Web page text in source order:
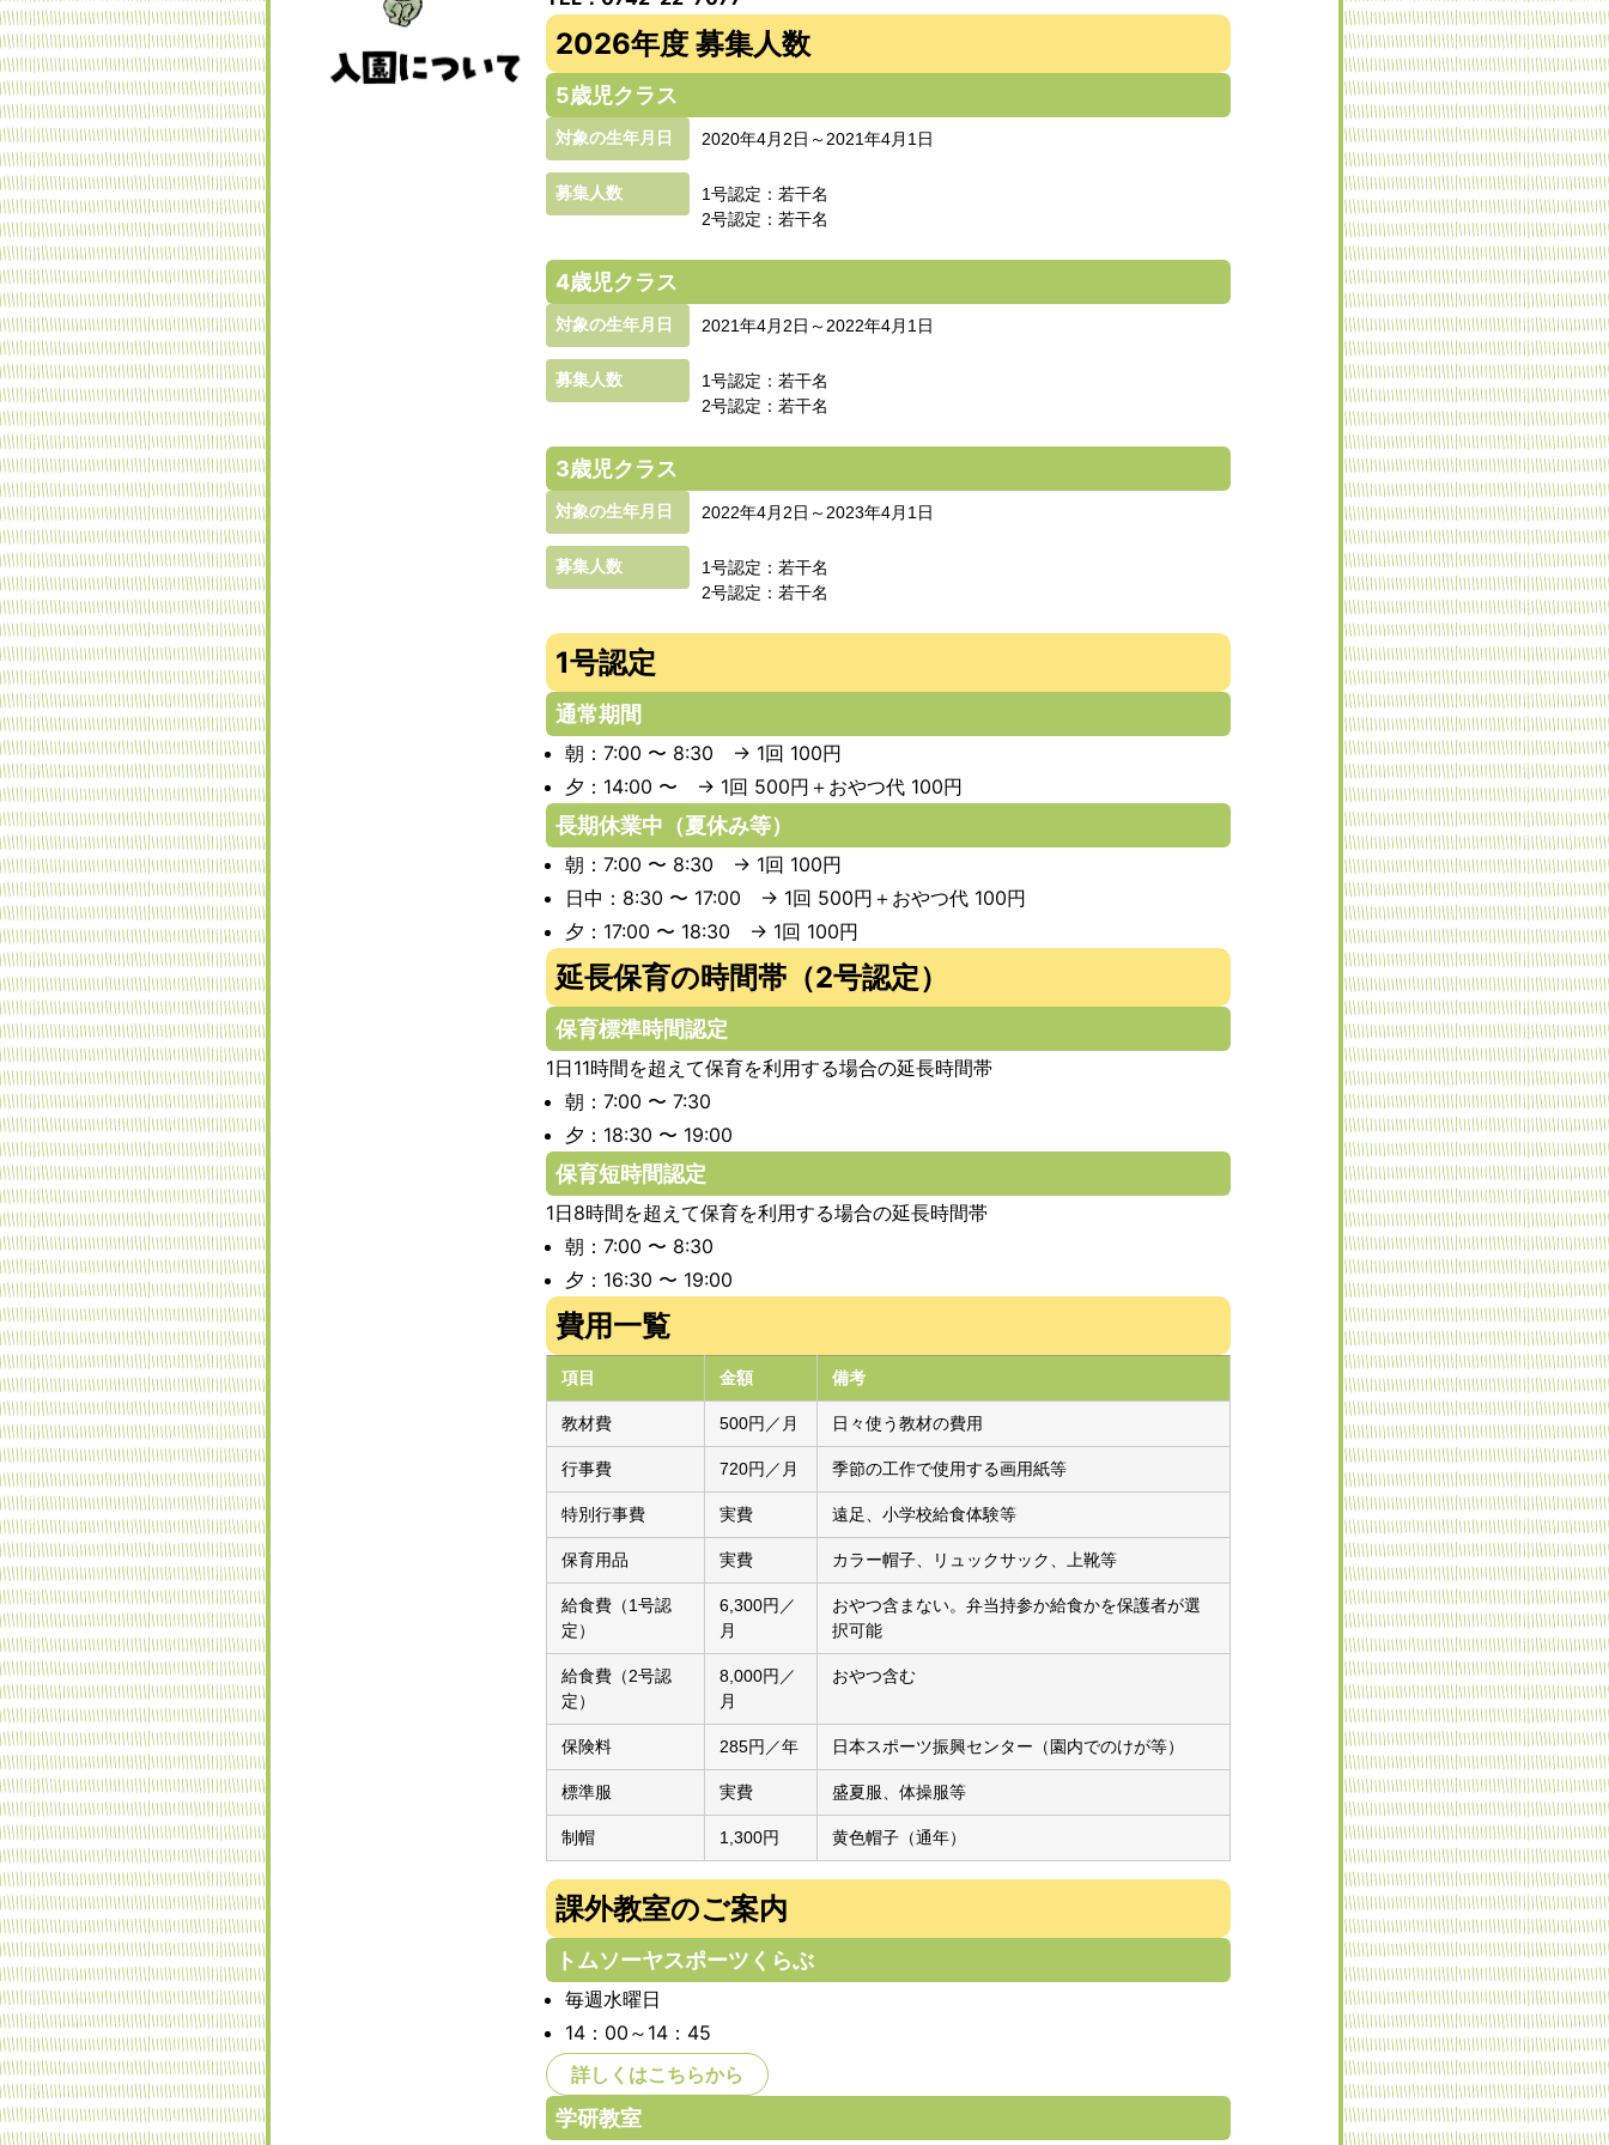
2026年度 募集人数
5歳児クラス
対象の生年月日 2020年4月2日～2021年4月1日
募集人数
1号認定：若干名
2号認定：若干名
4歳児クラス
対象の生年月日 2021年4月2日～2022年4月1日
募集人数
1号認定：若干名
2号認定：若干名
3歳児クラス
対象の生年月日 2022年4月2日～2023年4月1日
募集人数
1号認定：若干名
2号認定：若干名
1号認定
通常期間
朝：7:00 〜 8:30 → 1回 100円
夕：14:00 〜 → 1回 500円＋おやつ代 100円
長期休業中（夏休み等）
朝：7:00 〜 8:30 → 1回 100円
日中：8:30 〜 17:00 → 1回 500円＋おやつ代 100円
夕：17:00 〜 18:30 → 1回 100円
延長保育の時間帯（2号認定）
保育標準時間認定
1日11時間を超えて保育を利用する場合の延長時間帯
朝：7:00 〜 7:30
夕：18:30 〜 19:00
保育短時間認定
1日8時間を超えて保育を利用する場合の延長時間帯
朝：7:00 〜 8:30
夕：16:30 〜 19:00
費用一覧
項目 金額 備考
教材費 500円／月 日々使う教材の費用
行事費 720円／月 季節の工作で使用する画用紙等
特別行事費 実費 遠足、小学校給食体験等
保育用品 実費 カラー帽子、リュックサック、上靴等
給食費（1号認
定）
6,300円／
月
おやつ含まない。弁当持参か給食かを保護者が選
択可能
給食費（2号認
定）
8,000円／
月
おやつ含む
保険料 285円／年 日本スポーツ振興センター（園内でのけが等）
標準服 実費 盛夏服、体操服等
制帽 1,300円 黄色帽子（通年）
課外教室のご案内
トムソーヤスポーツくらぶ
毎週水曜日
14：00～14：45
詳しくはこちらから
学研教室